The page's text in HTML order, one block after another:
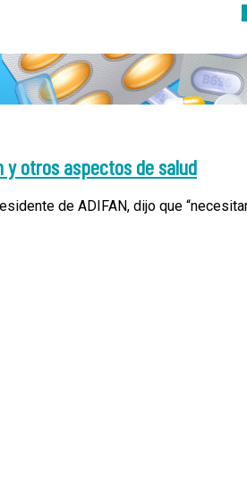
y otros aspectos de salud
de ADIFAN, dijo que